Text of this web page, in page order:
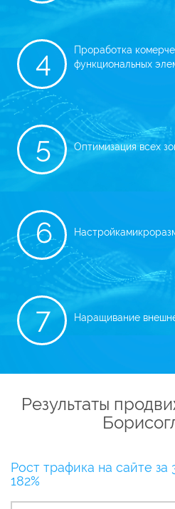
4 Проработка
функциональных
5 Оптимизация всех
6 Настройка
7 Наращивание
Результаты
Рост трафика на сайте за
182%